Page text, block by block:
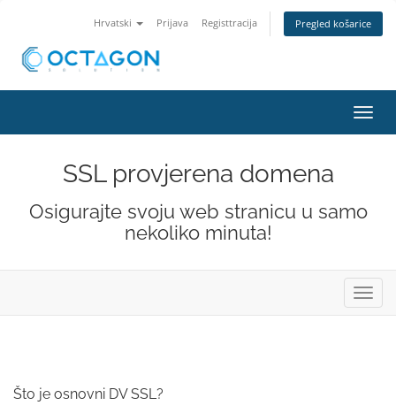
Hrvatski Prijava Registtracija Pregled košarice
SSL provjerena domena
Osigurajte svoju web stranicu u samo
nekoliko minuta!
Što je osnovni DV SSL?